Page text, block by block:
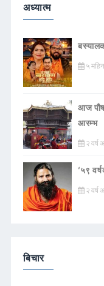
अध्यात्म
५
आज पौष
आरम्भ
२ वर्ष
‘५९
२ वर्ष
बिचार